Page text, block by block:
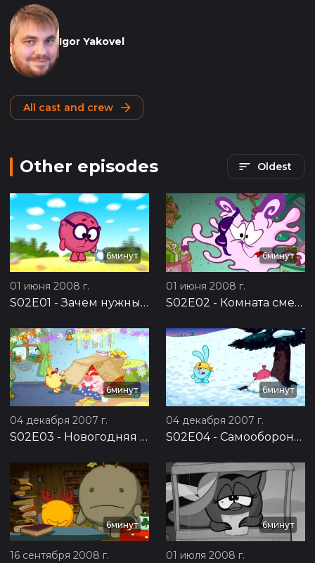
Igor Yakovel
All cast and crew
Other episodes Oldest
6минут
01 июня 2008 г.
S02E01 - Зачем нужны друзья?
6минут
01 июня 2008 г.
S02E02 - Комната смеха
6минут
04 декабря 2007 г.
S02E03 - Новогодняя почта
6минут
04 декабря 2007 г.
S02E04- Самооборона без противника
6минут
16 сентября 2008 г.
6минут
01 июля 2008 г.